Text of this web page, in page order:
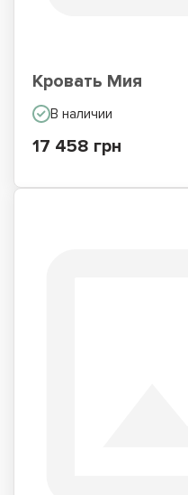
Кровать Мия
В наличии
17 458 грн